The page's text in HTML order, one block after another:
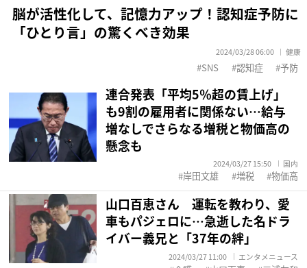
脳が活性化して、記憶力アップ！認知症予防に
「ひとり言」の驚くべき効果
2024/03/28 06:00 健康
SNS 認知症 予防
連合発表「平均5％超の賃上げ」
も9割の雇用者に関係ない…給与
増なしでさらなる増税と物価高の
懸念も
2024/03/27 15:50 国内
岸田文雄 増税 物価高
山口百恵さん 運転を教わり、愛
車もパジェロに…急逝した名ドラ
イバー義兄と「37年の絆」
2024/03/27 11:00 エンタメニュース